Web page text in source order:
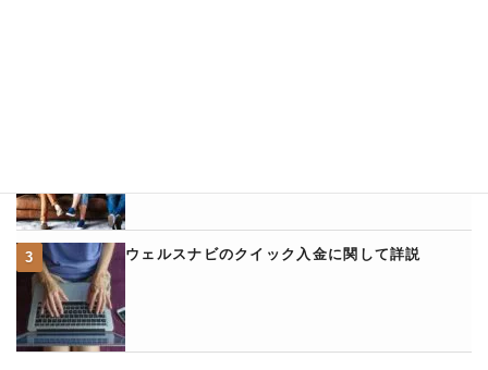
ウェルスナビのクイック入金に関して詳説